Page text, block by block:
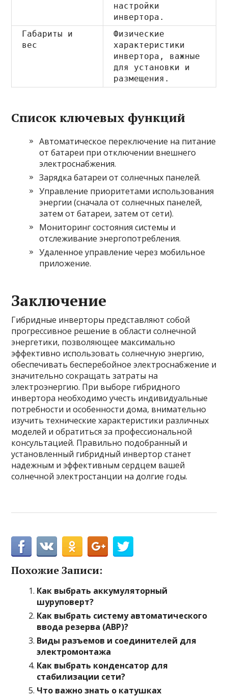
настройки
инвертора.
Габариты и
вес
Физические
характеристики
инвертора, важные
для установки и
размещения.
Список ключевых функций
Автоматическое переключение на питание
от батареи при отключении внешнего
электроснабжения.
Зарядка батареи от солнечных панелей.
Управление приоритетами использования
энергии (сначала от солнечных панелей,
затем от батареи, затем от сети).
Мониторинг состояния системы и
отслеживание энергопотребления.
Удаленное управление через мобильное
приложение.
Заключение
Гибридные инверторы представляют собой
прогрессивное решение в области солнечной
энергетики, позволяющее максимально
эффективно использовать солнечную энергию,
обеспечивать бесперебойное электроснабжение и
значительно сокращать затраты на
электроэнергию. При выборе гибридного
инвертора необходимо учесть индивидуальные
потребности и особенности дома, внимательно
изучить технические характеристики различных
моделей и обратиться за профессиональной
консультацией. Правильно подобранный и
установленный гибридный инвертор станет
надежным и эффективным сердцем вашей
солнечной электростанции на долгие годы.
Похожие Записи:
Как выбрать аккумуляторный
шуруповерт?
Как выбрать систему автоматического
ввода резерва (АВР)?
Виды разъемов и соединителей для
электромонтажа
Как выбрать конденсатор для
стабилизации сети?
Что важно знать о катушках